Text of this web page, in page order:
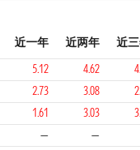
近一年 近两年
近
5.12 4.62
2.73 3.08
1.61 3.03
—
—